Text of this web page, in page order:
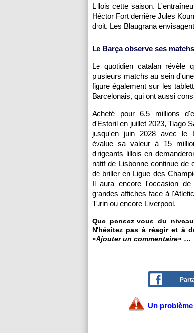
Lillois cette saison.
Héctor Fort derrière Jules
droit. Les Blaugrana
Le Barça observe ses matchs
Le quotidien catalan révèle
plusieurs matchs au sein
figure également sur les
Barcelonais, qui ont aussi
Acheté pour 6,5 millions
d'Estoril en juillet 2023, Tiago
jusqu'en juin 2028 avec le
évalue sa valeur à 15
dirigeants lillois en
natif de Lisbonne continue de
de briller en Ligue des
Il aura encore l'occasion
grandes affiches face à
Turin ou encore Liverpool.
Que pensez-vous du
N'hésitez pas à réagir et à
«Ajouter un commentaire» …
Un